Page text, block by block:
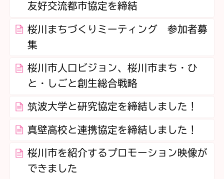
友好交流都市協定を締結
桜川まちづくりミーティング 参加者募
集
桜川市人口ビジョン、桜川市まち・ひ
と・しごと創生総合戦略
筑波大学と研究協定を締結しました！
真壁高校と連携協定を締結しました！
桜川市を紹介するプロモーション映像が
できました